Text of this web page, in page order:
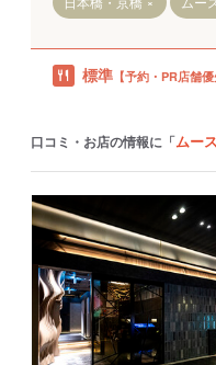
新日本橋駅
日本橋駅
京橋駅
宝町駅
標準 【予約・PR店舗優
口コミ・お店の情報に「ムース